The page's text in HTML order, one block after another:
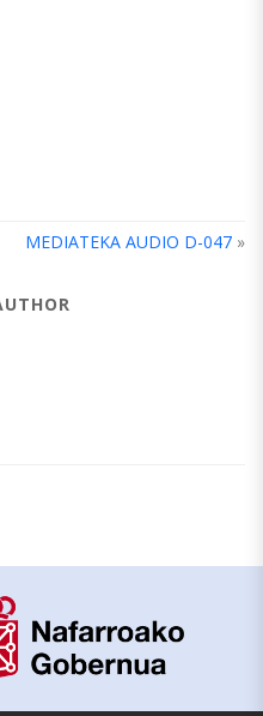
MEDIATEKA AUDIO D-047 »